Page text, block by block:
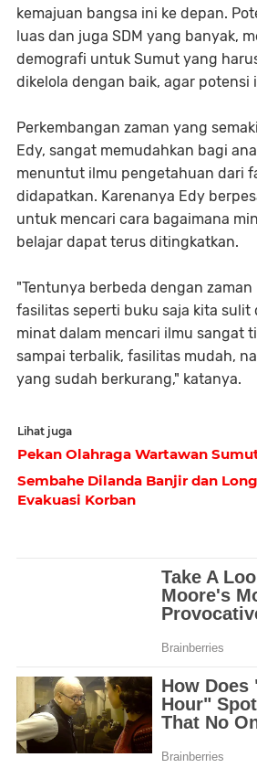
kemajuan bangsa ini ke depan.
luas dan juga SDM yang banyak,
demografi untuk Sumut yang
dikelola dengan baik, agar potensi
Perkembangan zaman yang
Edy, sangat memudahkan bagi
menuntut ilmu pengetahuan dari
didapatkan. Karenanya Edy
untuk mencari cara bagaimana
belajar dapat terus ditingkatkan.
"Tentunya berbeda dengan
fasilitas seperti buku saja kita sulit
minat dalam mencari ilmu sangat
sampai terbalik, fasilitas mudah,
yang sudah berkurang," katanya.
Lihat juga
Pekan Olahraga Wartawan
Sembahe Dilanda Banjir dan
Evakuasi Korban